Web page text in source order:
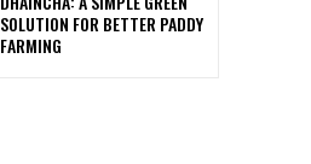
SOLUTION FOR BETTER PADDY
FARMING